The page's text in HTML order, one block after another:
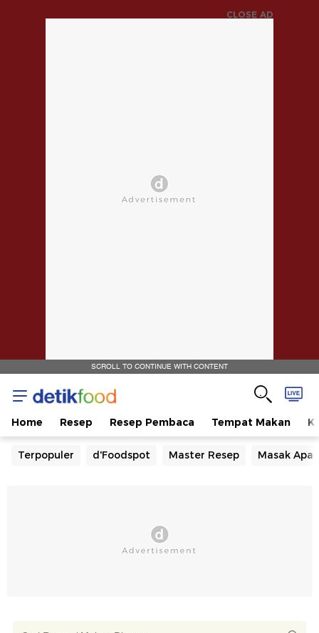
CLOSE AD
SCROLL TO CONTINUE WITH CONTENT
Home Resep Resep Pembaca Tempat Makan
Terpopuler d'Foodspot Master Resep Masak Apa